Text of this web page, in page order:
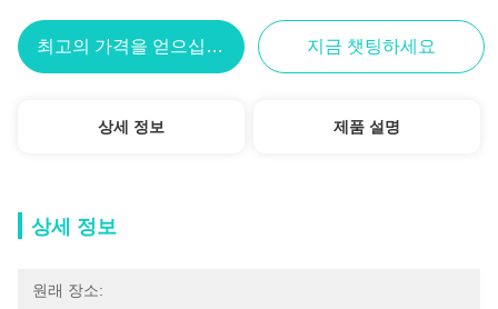
최고의 가격을 얻으십시오 지금 챗팅하세요
상세 정보 제품 설명
상세 정보
원래 장소: